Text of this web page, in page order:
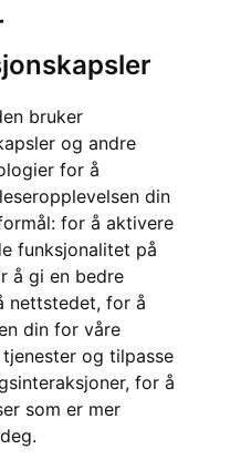
bruker
og andre
for å
din
for å aktivere
funksjonalitet på
å gi en bedre
nettstedet, for å
din for våre
og tilpasse
, for å
som er mer
.
m/Grethe